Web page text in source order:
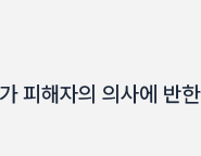
피해자의 의사에 반한